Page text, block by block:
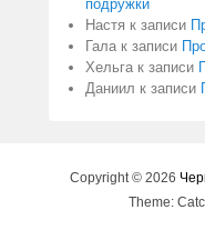
подружки
Настя к записи
Гала к записи
Хельга к записи
Даниил к записи
Copyright © 2026
Theme: